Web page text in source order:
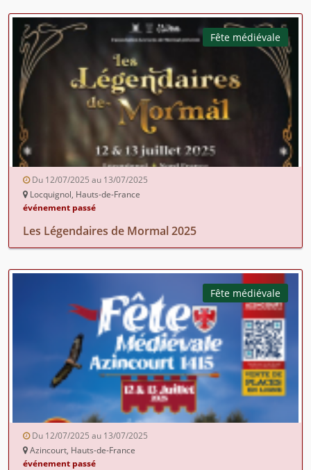
Fête médiévale
Du 12/07/2025 au 13/07/2025
Locquignol, Hauts-de-France
événement passé
Les Légendaires de Mormal 2025
Fête médiévale
Du 12/07/2025 au 13/07/2025
Azincourt, Hauts-de-France
événement passé